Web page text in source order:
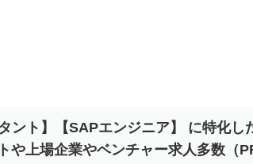
ント】【SAPエンジニア】 に特化し
や上場企業やベンチャー求人多数（